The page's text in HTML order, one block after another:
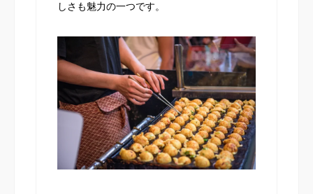
しさも魅力の一つです。